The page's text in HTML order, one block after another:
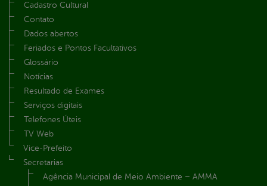
Cadastro Cultural
Contato
Dados abertos
Feriados e Pontos Facultativos
Glossário
Notícias
Resultado de Exames
Serviços digitais
Telefones Úteis
TV Web
Vice-Prefeito
Secretarias
Agência Municipal de Meio Ambiente – AMMA